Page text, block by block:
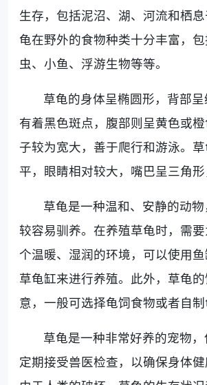
生存，包括泥沼、湖、河流和栖
龟在野外的食物种类十分丰富，
虫、小鱼、浮游生物等等。
草龟的身体呈椭圆形，背部呈
有着黑色斑点，腹部则呈黄色或
子较为宽大，善于爬行和游泳。
平，眼睛相对较大，嘴巴呈三角形
草龟是一种温和、安静的动
较容易驯养。在养殖草龟时，需
个温暖、湿润的环境，可以使用
草龟缸来进行养殖。此外，草龟
意，一般可选择龟饲食物或者自制
草龟是一种非常好养的宠物
定期接受兽医检查，以确保身体健